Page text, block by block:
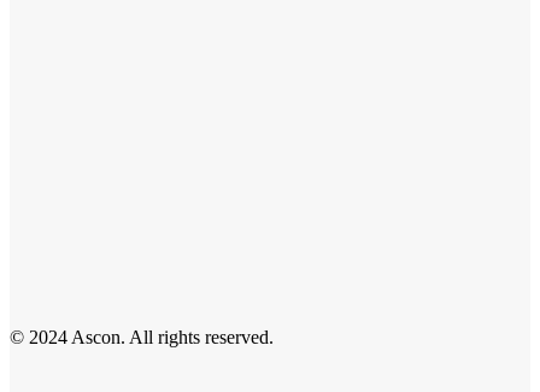
© 2024 Ascon. All rights reserved.